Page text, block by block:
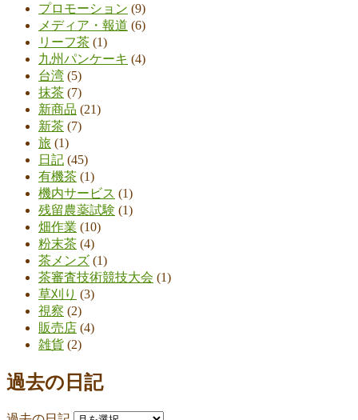
プロモーション (9)
メディア・報道 (6)
リーフ茶 (1)
九州パンケーキ (4)
台湾 (5)
抹茶 (7)
新商品 (21)
新茶 (7)
旅 (1)
日記 (45)
有機茶 (1)
機内サービス (1)
残留農薬試験 (1)
畑作業 (10)
粉末茶 (4)
茶メンズ (1)
茶審査技術競技大会 (1)
草刈り (3)
視察 (2)
販売店 (4)
雑貨 (2)
過去の日記